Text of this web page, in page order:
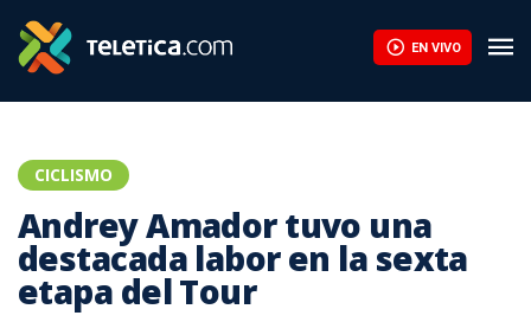
EN VIVO
CICLISMO
Andrey Amador tuvo una
destacada labor en la sexta
etapa del Tour